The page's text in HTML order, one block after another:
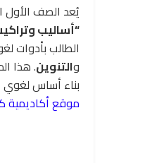
يُعد الصف الأول
“أساليب
الطالب بأدوات
والتنوين. هذا
بناء أساس لغوي
موقع أكاديمية